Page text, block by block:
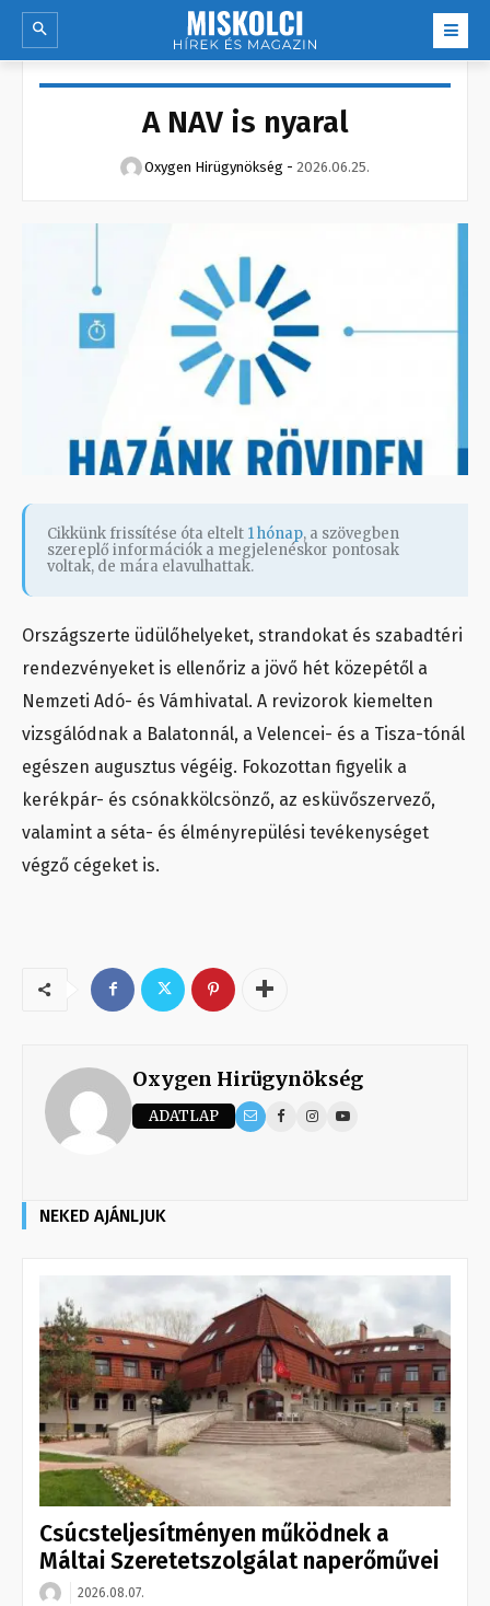
A NAV is nyaral
Oxygen Hirügynökség - 2026.06.25.
Cikkünk frissítése óta eltelt 1 hónap, a szövegben
szereplő információk a megjelenéskor pontosak
voltak, de mára elavulhattak.
Országszerte üdülőhelyeket, strandokat és szabadtéri
rendezvényeket is ellenőriz a jövő hét közepétől a
Nemzeti Adó- és Vámhivatal. A revizorok kiemelten
vizsgálódnak a Balatonnál, a Velencei- és a Tisza-tónál
egészen augusztus végéig. Fokozottan figyelik a
kerékpár- és csónakkölcsönző, az esküvőszervező,
valamint a séta- és élményrepülési tevékenységet
végző cégeket is.
Oxygen Hirügynökség
ADATLAP
NEKED AJÁNLJUK
Csúcsteljesítményen működnek a
Máltai Szeretetszolgálat naperőművei
2026.08.07.